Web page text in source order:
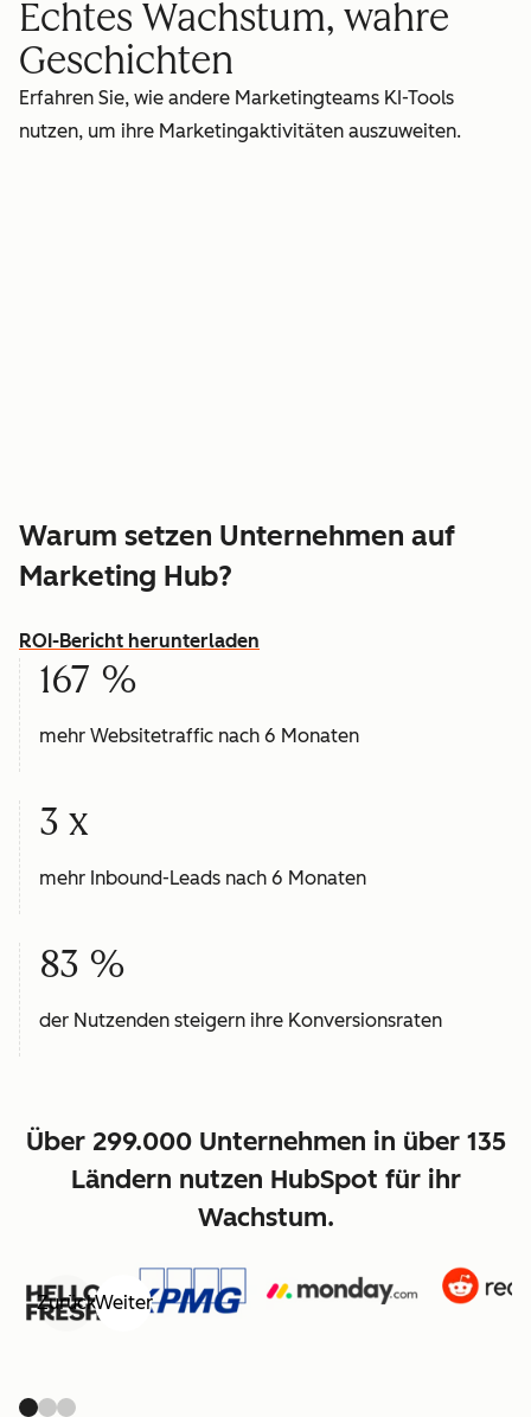
Echtes Wachstum, wahre
Geschichten
Erfahren Sie, wie andere Marketingteams KI-Tools
nutzen, um ihre Marketingaktivitäten auszuweiten.
Warum setzen Unternehmen auf
Marketing Hub?
ROI-Bericht herunterladen
167 %
mehr Websitetraffic nach 6 Monaten
3 x
mehr Inbound-Leads nach 6 Monaten
83 %
der Nutzenden steigern ihre Konversionsraten
Über 299.000 Unternehmen in über 135
Ländern nutzen HubSpot für ihr
Wachstum.
ZurückWeiter